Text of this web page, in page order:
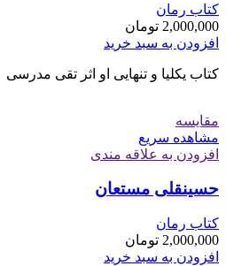
کتاب رمان
2,000,000 تومان
افزودن به سبد خرید
کتاب یکلیا و تنهایی او اثر تقی مدرسی
مقایسه
مشاهده سریع
افزودن به علاقه مندی
حسینقلی مستعان
کتاب رمان
2,000,000 تومان
افزودن به سبد خرید